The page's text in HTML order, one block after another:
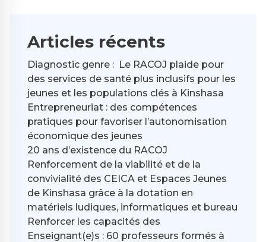
Articles récents
Diagnostic genre : Le RACOJ plaide pour
des services de santé plus inclusifs pour les
jeunes et les populations clés à Kinshasa
Entrepreneuriat : des compétences
pratiques pour favoriser l’autonomisation
économique des jeunes
20 ans d’existence du RACOJ
Renforcement de la viabilité et de la
convivialité des CEICA et Espaces Jeunes
de Kinshasa grâce à la dotation en
matériels ludiques, informatiques et bureau
Renforcer les capacités des
Enseignant(e)s : 60 professeurs formés à